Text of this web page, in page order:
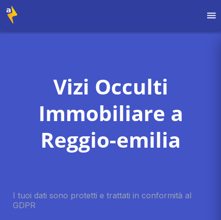
Vizi Occulti
Immobiliare a
Reggio-emilia